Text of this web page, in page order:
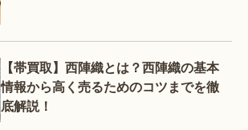
【帯買取】西陣織とは？西陣織の基本
情報から高く売るためのコツまでを徹
底解説！